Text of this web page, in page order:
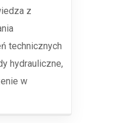
z
technicznych
hydrauliczne,
w